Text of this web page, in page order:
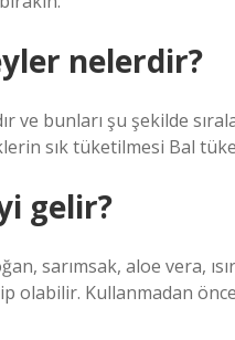
nelerdir?
bunları şu şekilde
sık tüketilmesi Bal
gelir?
sarımsak, aloe vera,
olabilir. Kullanmadan